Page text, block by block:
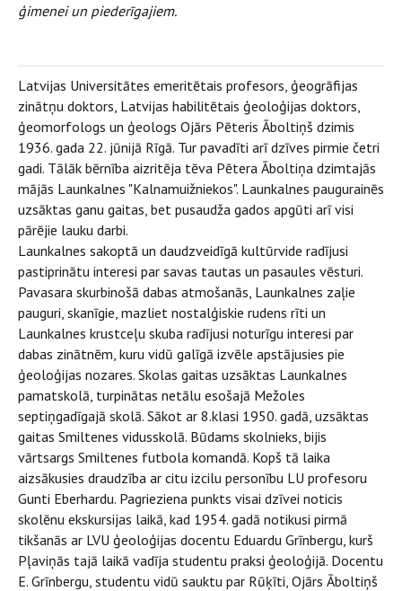
ģimenei un piederīgajiem.
Latvijas Universitātes emeritētais profesors, ģeogrāfijas
zinātņu doktors, Latvijas habilitētais ģeoloģijas doktors,
ģeomorfologs un ģeologs Ojārs Pēteris Āboltiņš dzimis
1936. gada 22. jūnijā Rīgā. Tur pavadīti arī dzīves pirmie četri
gadi. Tālāk bērnība aizritēja tēva Pētera Āboltiņa dzimtajās
mājās Launkalnes "Kalnamuižniekos". Launkalnes paugurainēs
uzsāktas ganu gaitas, bet pusaudža gados apgūti arī visi
pārējie lauku darbi.
Launkalnes sakoptā un daudzveidīgā kultūrvide radījusi
pastiprinātu interesi par savas tautas un pasaules vēsturi.
Pavasara skurbinošā dabas atmošanās, Launkalnes zaļie
pauguri, skanīgie, mazliet nostalģiskie rudens rīti un
Launkalnes krustceļu skuba radījusi noturīgu interesi par
dabas zinātnēm, kuru vidū galīgā izvēle apstājusies pie
ģeoloģijas nozares. Skolas gaitas uzsāktas Launkalnes
pamatskolā, turpinātas netālu esošajā Mežoles
septiņgadīgajā skolā. Sākot ar 8.klasi 1950. gadā, uzsāktas
gaitas Smiltenes vidusskolā. Būdams skolnieks, bijis
vārtsargs Smiltenes futbola komandā. Kopš tā laika
aizsākusies draudzība ar citu izcilu personību LU profesoru
Gunti Eberhardu. Pagrieziena punkts visai dzīvei noticis
skolēnu ekskursijas laikā, kad 1954. gadā notikusi pirmā
tikšanās ar LVU ģeoloģijas docentu Eduardu Grīnbergu, kurš
Pļaviņās tajā laikā vadīja studentu praksi ģeoloģijā. Docentu
E. Grīnbergu, studentu vidū sauktu par Rūķīti, Ojārs Āboltiņš